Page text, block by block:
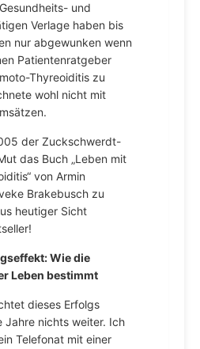
und
Verlage haben bis
nur abgewunken wenn
Patientenratgeber
Thyreoiditis zu
wohl nicht mit
der Zuckschwerdt-
das Buch „Leben mit
von Armin
Brakebusch zu
heutiger Sicht
Wie die
Leben bestimmt
dieses Erfolgs
Jahre nichts weiter. Ich
Telefonat mit einer